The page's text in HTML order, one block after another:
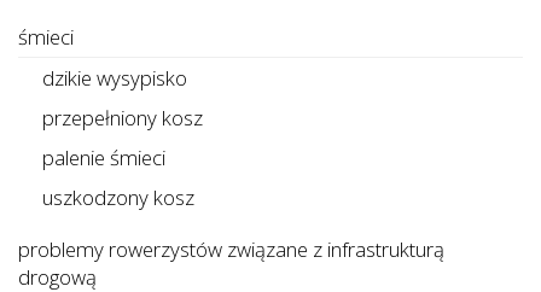
śmieci
dzikie wysypisko
przepełniony kosz
palenie śmieci
uszkodzony kosz
problemy rowerzystów związane z infrastrukturą
drogową